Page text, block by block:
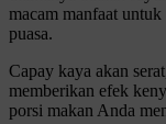
macam manfaat
puasa.
Capay kaya akan
memberikan efek
porsi makan Anda